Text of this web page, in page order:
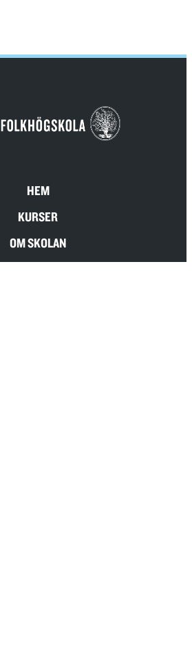
HEM
KURSER
OM SKOLAN